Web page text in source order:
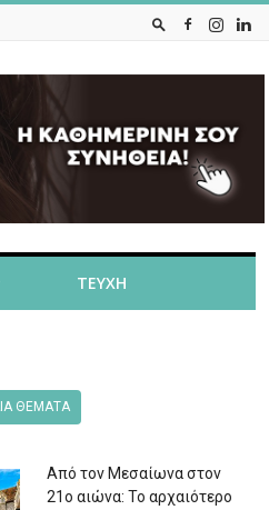
ΤΕΥΧΗ
ΘΕΜΑΤΑ
Από τον Μεσαίωνα στον
21ο αιώνα: Το αρχαιότερο